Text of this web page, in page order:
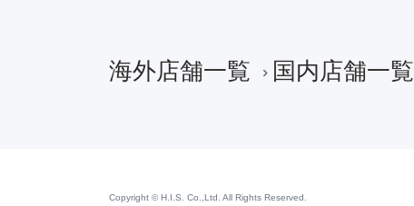
海外店舗一覧 国内店舗一覧
Copyright © H.I.S. Co.,Ltd. All Rights Reserved.